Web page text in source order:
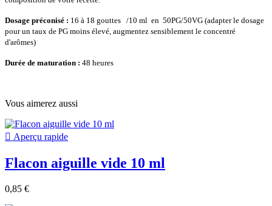
Dosage préconisé : 16 à 18 gouttes /10 ml en 50PG/50VG (adapter le dosage
pour un taux de PG moins élevé, augmentez sensiblement le concentré
d'arômes)
Durée de maturation : 48 heures
Vous aimerez aussi
 Aperçu rapide
Flacon aiguille vide 10 ml
0,85 €